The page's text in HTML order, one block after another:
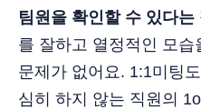
팀원을 확인할 수 있다
를 잘하고 열정적인 모
문제가 없어요. 1:1미팅
심히 하지 않는 직원의